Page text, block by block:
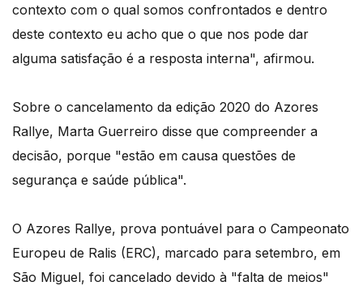
contexto com o qual somos confrontados e dentro
deste contexto eu acho que o que nos pode dar
alguma satisfação é a resposta interna", afirmou.
Sobre o cancelamento da edição 2020 do Azores
Rallye, Marta Guerreiro disse que compreender a
decisão, porque "estão em causa questões de
segurança e saúde pública".
O Azores Rallye, prova pontuável para o Campeonato
Europeu de Ralis (ERC), marcado para setembro, em
São Miguel, foi cancelado devido à "falta de meios"